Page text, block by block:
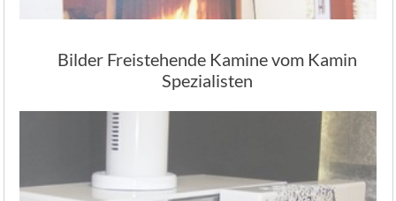
Bilder Freistehende Kamine vom Kamin
Spezialisten